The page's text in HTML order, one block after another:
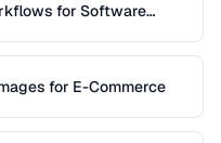
for Software
for E-Commerce